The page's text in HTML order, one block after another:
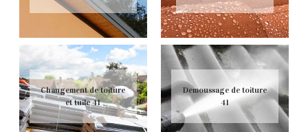
Changement de toiture
et tuile 41
Demoussage de toiture
41